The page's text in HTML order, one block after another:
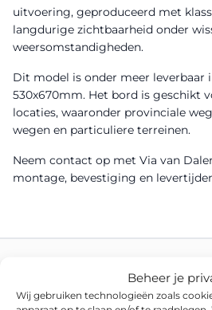
Beheer je
Wij gebruiken technologieën zoals
uitvoering, geproduceerd met
langdurige zichtbaarheid onder
weersomstandigheden.
Dit model is onder meer leverbaar
530x670mm. Het bord is geschikt
locaties, waaronder provinciale
wegen en particuliere terreinen.
Neem contact op met Via van
montage, bevestiging en